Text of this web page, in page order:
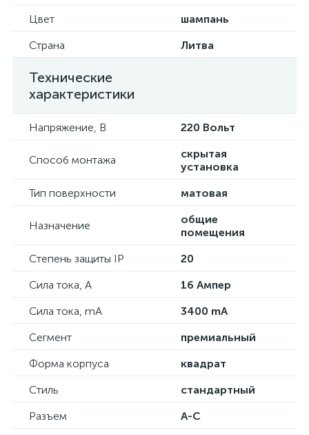
Цвет
шампань
Страна
Литва
Технические
характеристики
Напряжение, В 220 Вольт
Способ монтажа
скрытая
установка
Тип поверхности
матовая
Назначение
общие
помещения
Степень защиты IP
20
Сила тока, А
16 Ампер
Сила тока, mA
3400 mA
Сегмент
премиальный
Форма корпуса
квадрат
Стиль
стандартный
Разъем
А-С